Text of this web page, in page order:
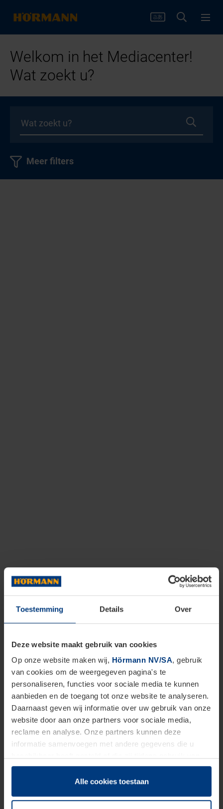
Toestemming Details Over
Deze website maakt gebruik van cookies
Op onze website maken wij, Hörmann NV/SA, gebruik
van cookies om de weergegeven pagina's te
personaliseren, functies voor sociale media te kunnen
aanbieden en de toegang tot onze website te analyseren.
Daarnaast geven wij informatie over uw gebruik van onze
website door aan onze partners voor sociale media,
reclame en analyse. Onze partners kunnen deze
informatie samenvoegen met andere gegevens die u
hun diensten hebben verzameld.
Juridisch hebben wij het recht om cookies op uw
van deze pagina's absoluut vereist is. Voor alle andere
Alle cookies toestaan
Welkom in het Mediacenter!
Wat zoekt u?
Meer filters